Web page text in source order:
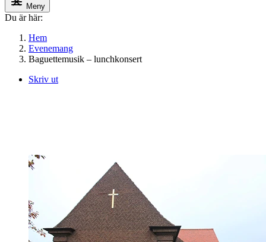
Meny
Du är här:
Hem
Evenemang
Baguettemusik – lunchkonsert
Skriv ut